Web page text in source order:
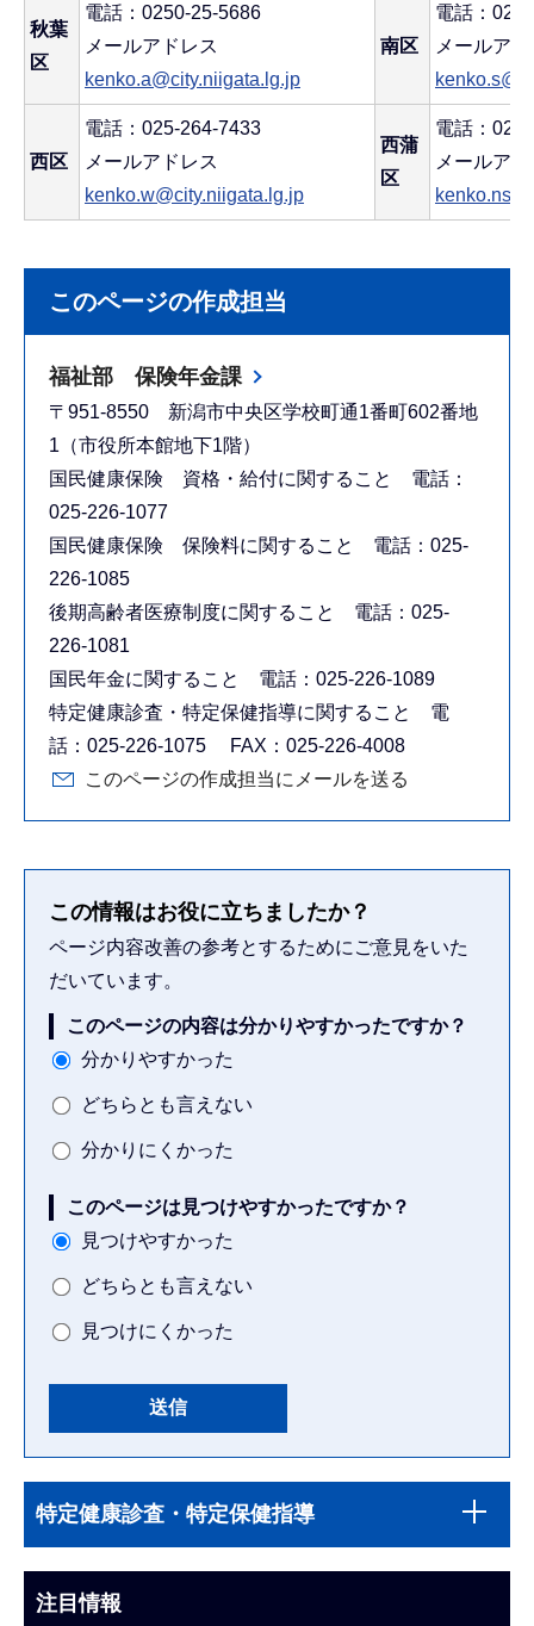
秋葉
区
電話：0250-25-5686
メールアドレス
kenko.a@city.niigata.lg.jp
南区
電話：
メールア
西区
電話：025-264-7433
メールアドレス
kenko.w@city.niigata.lg.jp
西蒲
区
電話：
メールア
このページの作成担当
福祉部 保険年金課
〒951-8550 新潟市中央区学校町通1番町602番地
1（市役所本館地下1階）
国民健康保険 資格・給付に関すること 電話：
025-226-1077
国民健康保険 保険料に関すること 電話：025-
226-1085
後期高齢者医療制度に関すること 電話：025-
226-1081
国民年金に関すること 電話：025-226-1089
特定健康診査・特定保健指導に関すること 電
話：025-226-1075 FAX：025-226-4008
このページの作成担当にメールを送る
この情報はお役に立ちましたか？
ページ内容改善の参考とするためにご意見をいた
だいています。
このページの内容は分かりやすかったですか？
分かりやすかった
どちらとも言えない
分かりにくかった
このページは見つけやすかったですか？
見つけやすかった
どちらとも言えない
見つけにくかった
文
こ
ま
サ
ブ
ビ
特定健康診査・特定保健指導
注目情報